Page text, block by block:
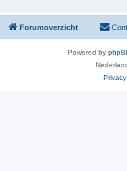
Forumoverzicht
Powered by
Privacy